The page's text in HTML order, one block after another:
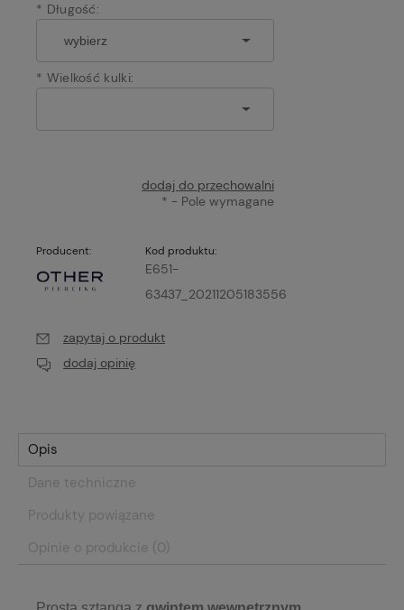
* Długość:
* Wielkość kulki:
dodaj do przechowalni
* - Pole wymagane
Producent: Kod produktu:
E651-
63437_20211205183556
zapytaj o produkt
dodaj opinię
Opis
Dane techniczne
Produkty powiązane
Opinie o produkcie (0)